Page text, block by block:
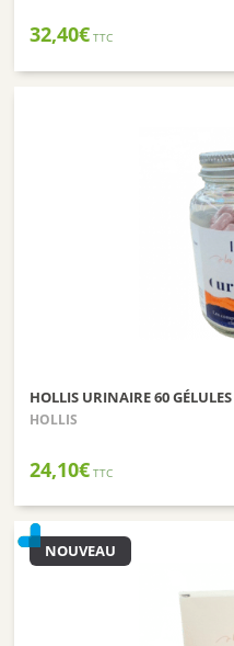
32,40€ TTC
HOLLIS URINAIRE 60 GÉLULES
HOLLIS
24,10€ TTC
NOUVEAU